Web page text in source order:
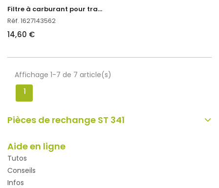
F
iltre à carburant pour tracteur kubota
Réf. 1627143562
14,60 €
Affichage 1-7 de 7 article(s)
1
Pièces de rechange ST 341
Aide en ligne
Tutos
Conseils
Infos